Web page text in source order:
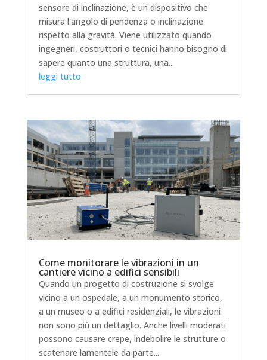
sensore di inclinazione, è un dispositivo che
misura l'angolo di pendenza o inclinazione
rispetto alla gravità. Viene utilizzato quando
ingegneri, costruttori o tecnici hanno bisogno di
sapere quanto una struttura, una...
leggi tutto
Come monitorare le vibrazioni in un
cantiere vicino a edifici sensibili
Quando un progetto di costruzione si svolge
vicino a un ospedale, a un monumento storico,
a un museo o a edifici residenziali, le vibrazioni
non sono più un dettaglio. Anche livelli moderati
possono causare crepe, indebolire le strutture o
scatenare lamentele da parte...